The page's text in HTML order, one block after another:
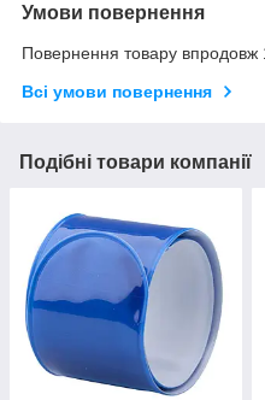
Умови повернення
Повернення товару впродовж
Всі умови повернення
Подібні товари компанії